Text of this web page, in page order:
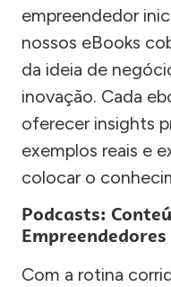
empreendedor
nossos eBooks
da ideia de
inovação. Cada
oferecer insights
exemplos reais e
colocar o
Podcasts:
Com a rotina